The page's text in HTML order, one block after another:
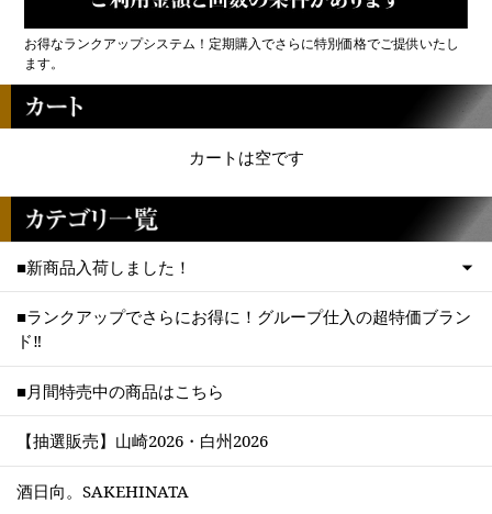
お得なランクアップシステム！定期購入でさらに特別価格でご提供いたし
ます。
カートは空です
■新商品入荷しました！
■ランクアップでさらにお得に！グループ仕入の超特価ブラン
ド‼
■月間特売中の商品はこちら
【抽選販売】山崎2026・白州2026
酒日向。SAKEHINATA